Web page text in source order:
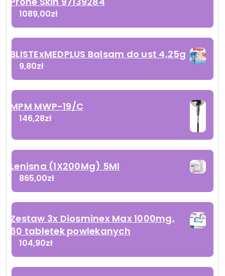
1089,00zł
BLISTExMEDPLUS Balsam do ust 4,25g
9,80zł
MPM MWP-19/C
146,28zł
Lenisna (1X200Mg) 5Ml
865,00zł
Zestaw 3x Diosminex Max 1000mg,
60 tabletek powlekanych
104,90zł